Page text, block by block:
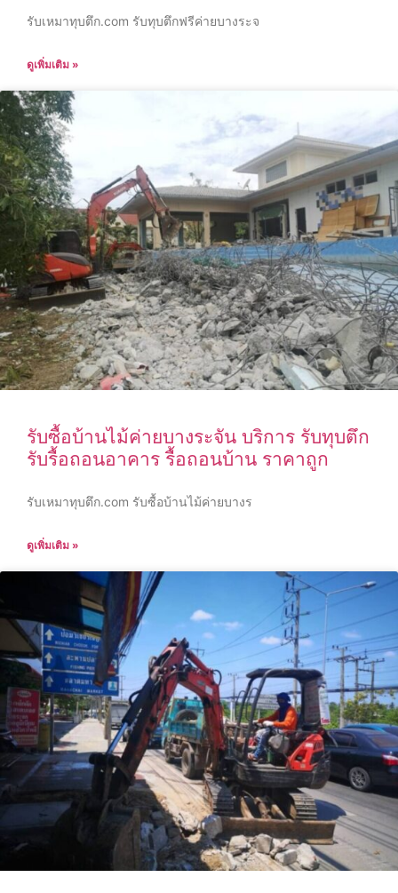
รับเหมาทุบตึก.com รับทุบตึกฟรีค่ายบางระจ
ดูเพิ่มเติม »
รับซื้อบ้านไม้ค่ายบางระจัน บริการ รับทุบตึก
รับรื้อถอนอาคาร รื้อถอนบ้าน ราคาถูก
รับเหมาทุบตึก.com รับซื้อบ้านไม้ค่ายบางร
ดูเพิ่มเติม »